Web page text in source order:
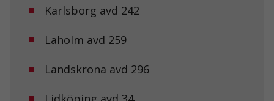
Karlsborg avd 242
Laholm avd 259
Landskrona avd 296